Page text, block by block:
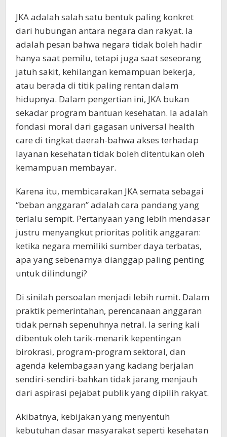
JKA adalah salah satu bentuk paling konkret
dari hubungan antara negara dan rakyat. Ia
adalah pesan bahwa negara tidak boleh hadir
hanya saat pemilu, tetapi juga saat seseorang
jatuh sakit, kehilangan kemampuan bekerja,
atau berada di titik paling rentan dalam
hidupnya. Dalam pengertian ini, JKA bukan
sekadar program bantuan kesehatan. Ia adalah
fondasi moral dari gagasan universal health
care di tingkat daerah-bahwa akses terhadap
layanan kesehatan tidak boleh ditentukan oleh
kemampuan membayar.
Karena itu, membicarakan JKA semata sebagai
“beban anggaran” adalah cara pandang yang
terlalu sempit. Pertanyaan yang lebih mendasar
justru menyangkut prioritas politik anggaran:
ketika negara memiliki sumber daya terbatas,
apa yang sebenarnya dianggap paling penting
untuk dilindungi?
Di sinilah persoalan menjadi lebih rumit. Dalam
praktik pemerintahan, perencanaan anggaran
tidak pernah sepenuhnya netral. Ia sering kali
dibentuk oleh tarik-menarik kepentingan
birokrasi, program-program sektoral, dan
agenda kelembagaan yang kadang berjalan
sendiri-sendiri-bahkan tidak jarang menjauh
dari aspirasi pejabat publik yang dipilih rakyat.
Akibatnya, kebijakan yang menyentuh
kebutuhan dasar masyarakat seperti kesehatan